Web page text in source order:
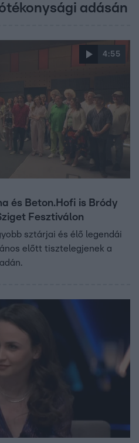
adásán
4:55
és Beton.Hofi is Bródy
Fesztiválon
sztárjai és élő legendái
előtt tisztelegjenek a